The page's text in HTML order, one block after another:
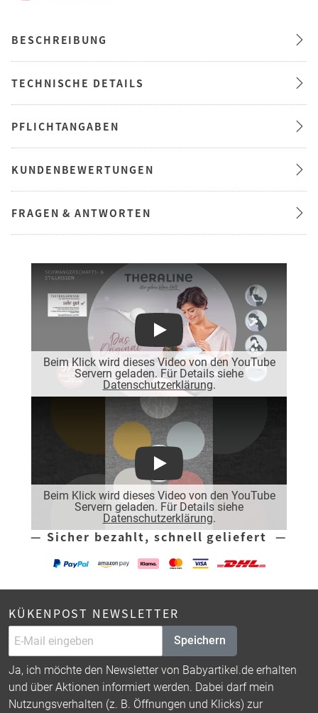
BESCHREIBUNG
TECHNISCHE DETAILS
PFLICHTANGABEN
KUNDENBEWERTUNGEN
FRAGEN & ANTWORTEN
Beim Klick wird dieses Video von den YouTube
Servern geladen. Für Details siehe
Datenschutzerklärung.
Play
Beim Klick wird dieses Video von den YouTube
Servern geladen. Für Details siehe
Datenschutzerklärung.
Play
— Sicher bezahlt, schnell geliefert —
KÜKENPOST NEWSLETTER
Speichern
Ja, ich möchte den Newsletter von Babyartikel.de erhalten
und über Aktionen informiert werden. Dabei darf mein
Nutzungsverhalten (z. B. Öffnungen und Klicks) zur